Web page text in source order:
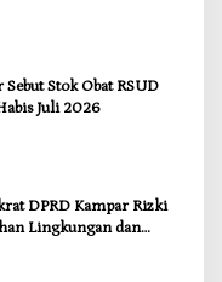
Kampar Dihati
Stok Obat RSUD
Juli 2026
DPRD Kampar Rizki
Lingkungan dan
Sungai Tapung